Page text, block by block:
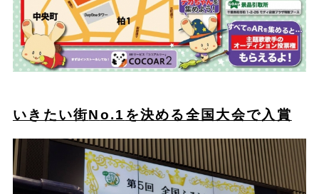
いきたい街No.1 を決める全国大会で入賞